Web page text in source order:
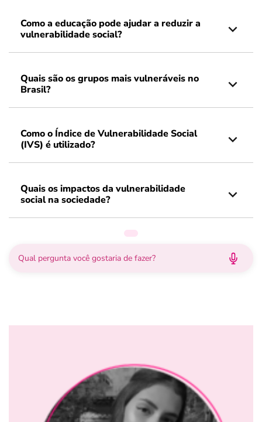
Como a educação pode ajudar a reduzir a
vulnerabilidade social?
Quais são os grupos mais vulneráveis no
Brasil?
Como o Índice de Vulnerabilidade Social
(IVS) é utilizado?
Quais os impactos da vulnerabilidade
social na sociedade?